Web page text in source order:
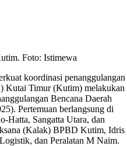
Foto: Istimewa
koordinasi penanggulangan
Kutai Timur (Kutim) melakukan
Bencana Daerah
Pertemuan berlangsung di
Hatta, Sangatta Utara, dan
(Kalak) BPBD Kutim, Idris
dan Peralatan M Naim.